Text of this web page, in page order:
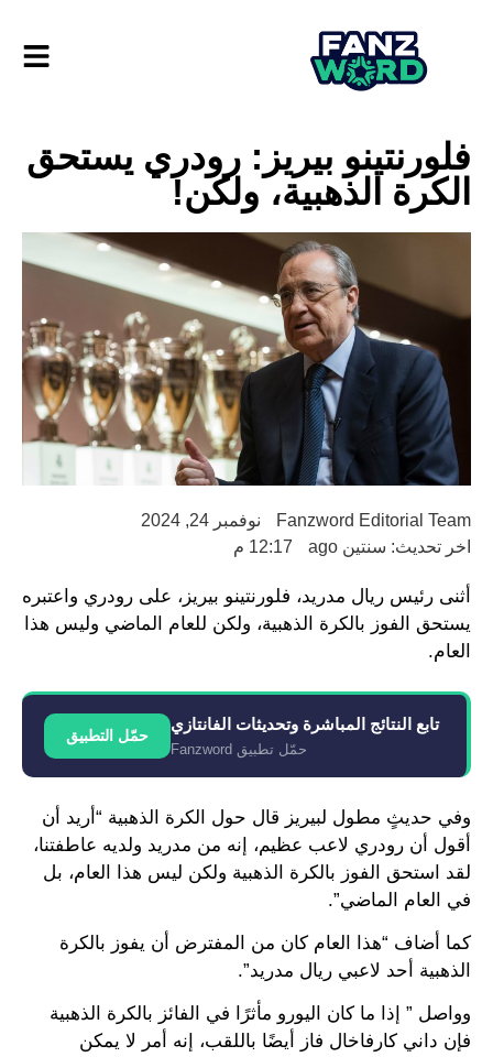
فلورنتينو بيريز: رودري يستحق
الكرة الذهبية، ولكن!
Fanzword Editorial Team
نوفمبر 24, 2024
اخر تحديث: سنتين ago
12:17 م
أثنى رئيس ريال مدريد، فلورنتينو بيريز، على رودري واعتبره
يستحق الفوز بالكرة الذهبية، ولكن للعام الماضي وليس هذا
العام.
تابع النتائج المباشرة وتحديثات الفانتازي
حمّل تطبيق Fanzword
حمّل التطبيق
وفي حديثٍ مطول لبيريز قال حول الكرة الذهبية “أريد أن
أقول أن رودري لاعب عظيم، إنه من مدريد ولديه عاطفتنا،
لقد استحق الفوز بالكرة الذهبية ولكن ليس هذا العام، بل
في العام الماضي”.
كما أضاف “هذا العام كان من المفترض أن يفوز بالكرة
الذهبية أحد لاعبي ريال مدريد”.
وواصل ” إذا ما كان اليورو مأثرًا في الفائز بالكرة الذهبية
فإن داني كارفاخال فاز أيضًا باللقب، إنه أمر لا يمكن